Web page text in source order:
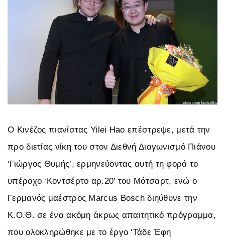
Ο Κινέζος πιανίστας Yilei Hao επέστρεψε, μετά την
προ διετίας νίκη του στον Διεθνή Διαγωνισμό Πιάνου
‘Γιώργος Θυμής’, ερμηνεύοντας αυτή τη φορά το
υπέροχο ‘Κοντσέρτο αρ.20’ του Μότσαρτ, ενώ ο
Γερμανός μαέστρος Marcus Bosch διηύθυνε την
Κ.Ο.Θ. σε ένα ακόμη άκρως απαιτητικό πρόγραμμα,
που ολοκληρώθηκε με το έργο ‘Τάδε Έφη